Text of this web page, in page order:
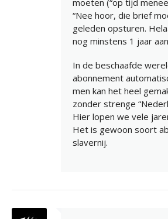
“Nee hoor, die brief
geleden opsturen.
nog minstens 1 jaar
In de beschaafde
abonnement
men kan het heel
zonder strenge
Hier lopen we vele
Het is gewoon soort
slavernij.